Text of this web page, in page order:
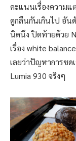
คะแนนเรื่องความแ
ดูกลืนกันเกินไป อัน
นิดนึง ปิดท้ายด้วย
เรื่อง white
เลยว่าปัญหาการช
Lumia 930 จริงๆ